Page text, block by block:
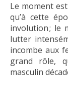
Le moment
qu’à cette
involution ; le
lutter
incombe aux
grand rôle,
masculin